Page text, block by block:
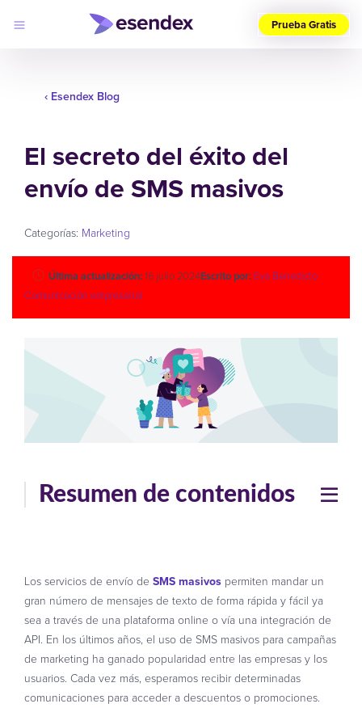
país
Productos
Soluciones
Desarrolladores
Precios
elegirnos
Log
Prueba Gratis
‹ Esendex Blog
El secreto del éxito del
envío de SMS masivos
Categorías: Marketing
Última actualización:16 julio 2024Escrito por: Eva Benedicto
Comunicación empresarial
Resumen de contenidos
Los servicios de envío de SMS masivos permiten mandar un
gran número de mensajes de texto de forma rápida y fácil ya
sea a través de una plataforma online o vía una integración de
API. En los últimos años, el uso de SMS masivos para campañas
de marketing ha ganado popularidad entre las empresas y los
usuarios. Cada vez más, esperamos recibir determinadas
comunicaciones para acceder a descuentos o promociones.